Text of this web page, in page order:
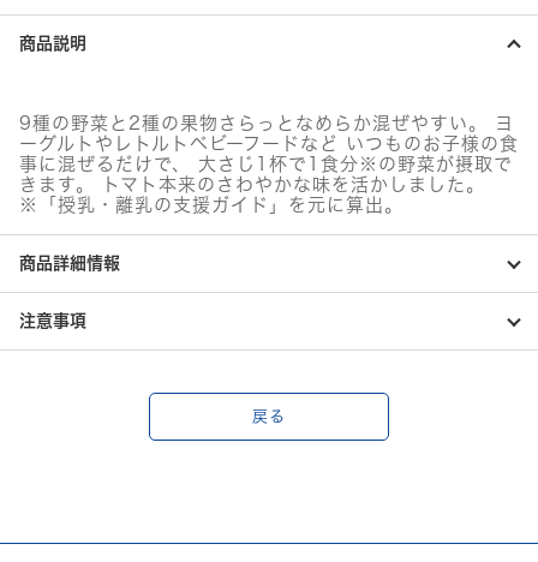
赤
の
ぎ
ゅ
っ
と
野
菜
商品説明
9種の野菜と2種の果物さらっとなめらか混ぜやすい。 ヨ
ーグルトやレトルトベビーフードなど いつものお子様の食
事に混ぜるだけで、 大さじ1杯で1食分※の野菜が摂取で
きます。 トマト本来のさわやかな味を活かしました。
※「授乳・離乳の支援ガイド」を元に算出。
商品詳細情報
注意事項
戻る